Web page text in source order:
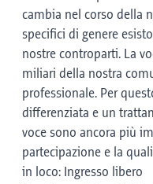
cambia nel corso della
specifici di genere
nostre controparti. La
miliari della nostra
professionale. Per
differenziata e un
voce sono ancora più
partecipazione e la
in loco: Ingresso libero